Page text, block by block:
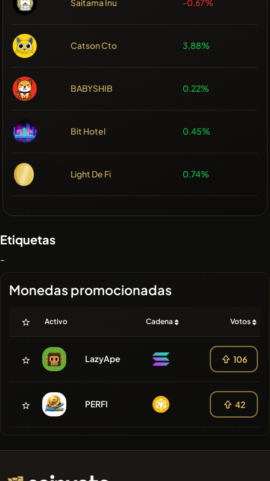
Saitama Inu -0.67%
Catson Cto 3.88%
BABYSHIB 0.22%
Bit Hotel 0.45%
Light De Fi 0.74%
Etiquetas
-
Monedas promocionadas
Activo Cadena Votos
LazyApe 106
PERFI 42